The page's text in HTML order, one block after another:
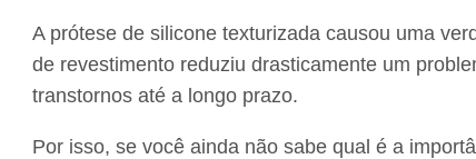
A prótese de silicone texturizada causou uma
de revestimento reduziu drasticamente um
transtornos até a longo prazo.
Por isso, se você ainda não sabe qual é a